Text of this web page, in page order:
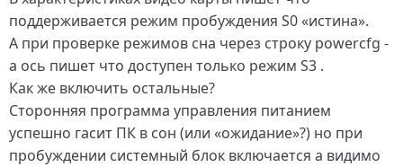
поддерживается режим пробуждения S0 «истина».
А при проверке режимов сна через строку powercfg -
a ось пишет что доступен только режим S3 .
Как же включить остальные?
Сторонняя программа управления питанием
успешно гасит ПК в сон (или «ожидание»?) но при
пробуждении системный блок включается а видимо